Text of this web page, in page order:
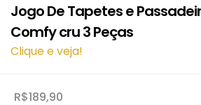
Jogo De Tapetes e
Comfy cru 3 Peças
Clique e veja!
R$189,90